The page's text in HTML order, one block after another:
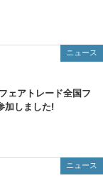
ニュース
ェアトレード全国フ
加しました!
ニュース